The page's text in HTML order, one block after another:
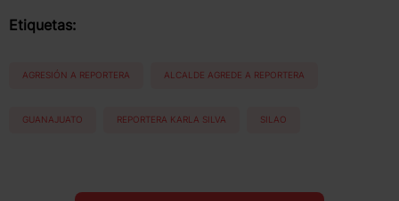
Etiquetas:
AGRESIÓN A REPORTERA ALCALDE AGREDE A REPORTERA
GUANAJUATO REPORTERA KARLA SILVA SILAO